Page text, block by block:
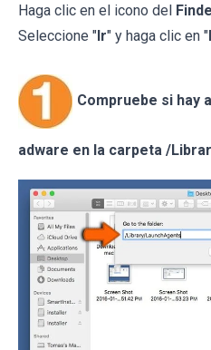
Haga clic en el icono del
Seleccione "Ir" y haga clic en "
Compruebe si hay
adware en la carpeta /